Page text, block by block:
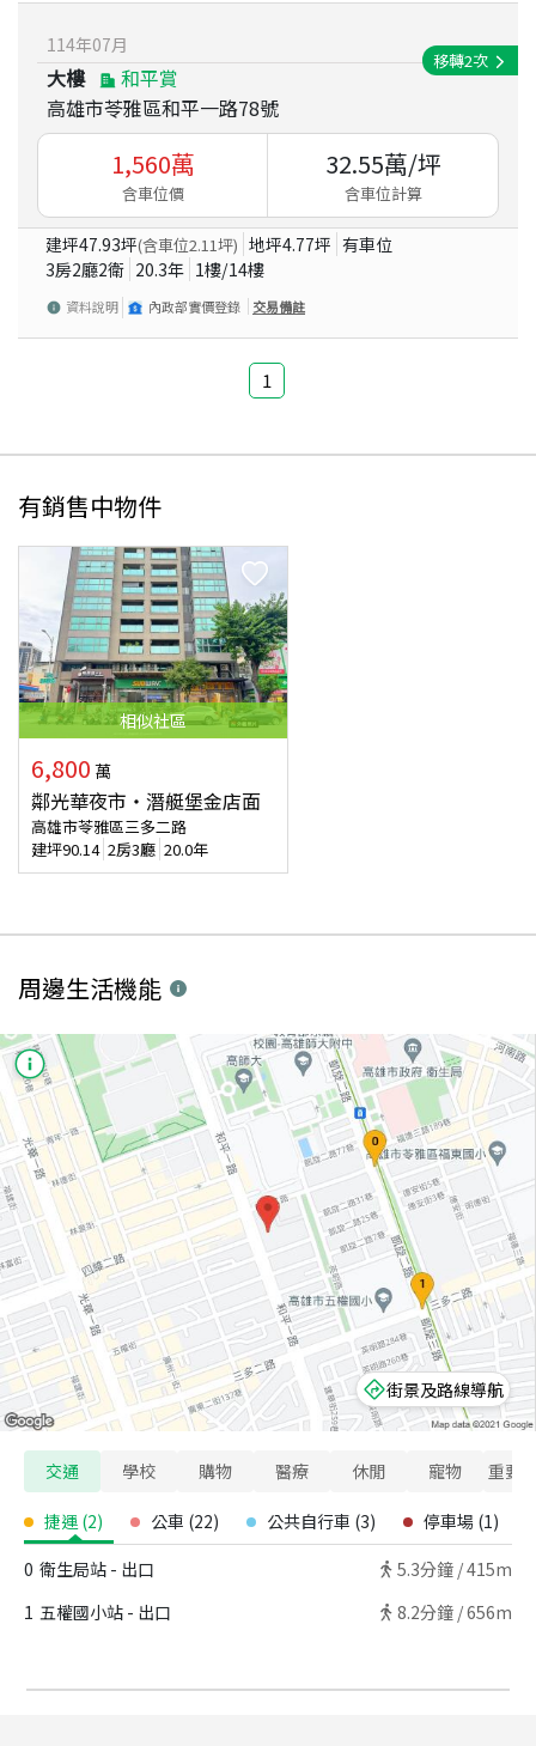
114年07月
大樓
和平賞
高雄市苓雅區和平一路78號
移轉2次
1,560萬
含車位價
32.55萬/坪
含車位計算
建坪47.93坪(含車位2.11坪) 地坪4.77坪 有車位
3房2廳2衛 20.3年 1樓/14樓
資料說明 內政部實價登錄 交易備註
1
有銷售中物件
相似社區
6,800 萬
鄰光華夜市‧潛艇堡金店面
高雄市苓雅區三多二路
建坪90.14 2房3廳 20.0年
周邊生活機能
街景及路線導航
交通 學校 購物 醫療 休閒 寵物 重要
捷運 (2) 公車 (22) 公共自行車 (3) 停車場 (1)
0 衛生局站 - 出口 5.3分鐘 /415m
1 五權國小站 - 出口 8.2分鐘 /656m